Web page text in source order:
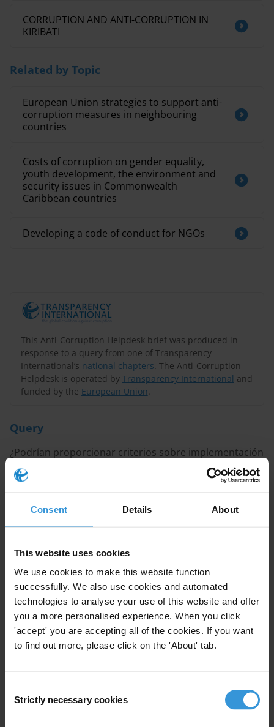
Consent Details About
This website uses cookies
We use cookies to make this website function
successfully. We also use cookies and automated
technologies to analyse your use of this website and offer
you a more personalised experience. When you click
'accept' you are accepting all of the cookies. If you want
to find out more, please click on the 'About' tab.
Selection
Strictly necessary cookies
This Anti-Corruption Helpdesk brief was produced in
response to a query from one of Transparency
International’s national chapters. The Anti-Corruption
Helpdesk is operated by Transparency International and
funded by the European Union.
Query
¿Podrían proporcionar criterios sobre implementación
de mecanismos de denuncia comunitaria para
programas de asistencia y servicios humanitarios (por
desarrollo y ejemplos de buenas prácticas)?
Índice
1. Principales características de los mecanismos de
denuncia basados en buenas prácticas
2. Diseño e implementación de mecanismos de
denuncia
4. Recursos
CORRUPTION AND ANTI-CORRUPTION IN
KIRIBATI
Related by Topic
European Union strategies to support anti-
corruption measures in neighbouring
countries
Costs of corruption on gender equality,
youth development, the environment and
security issues in Commonwealth
Caribbean countries
Developing a code of conduct for NGOs